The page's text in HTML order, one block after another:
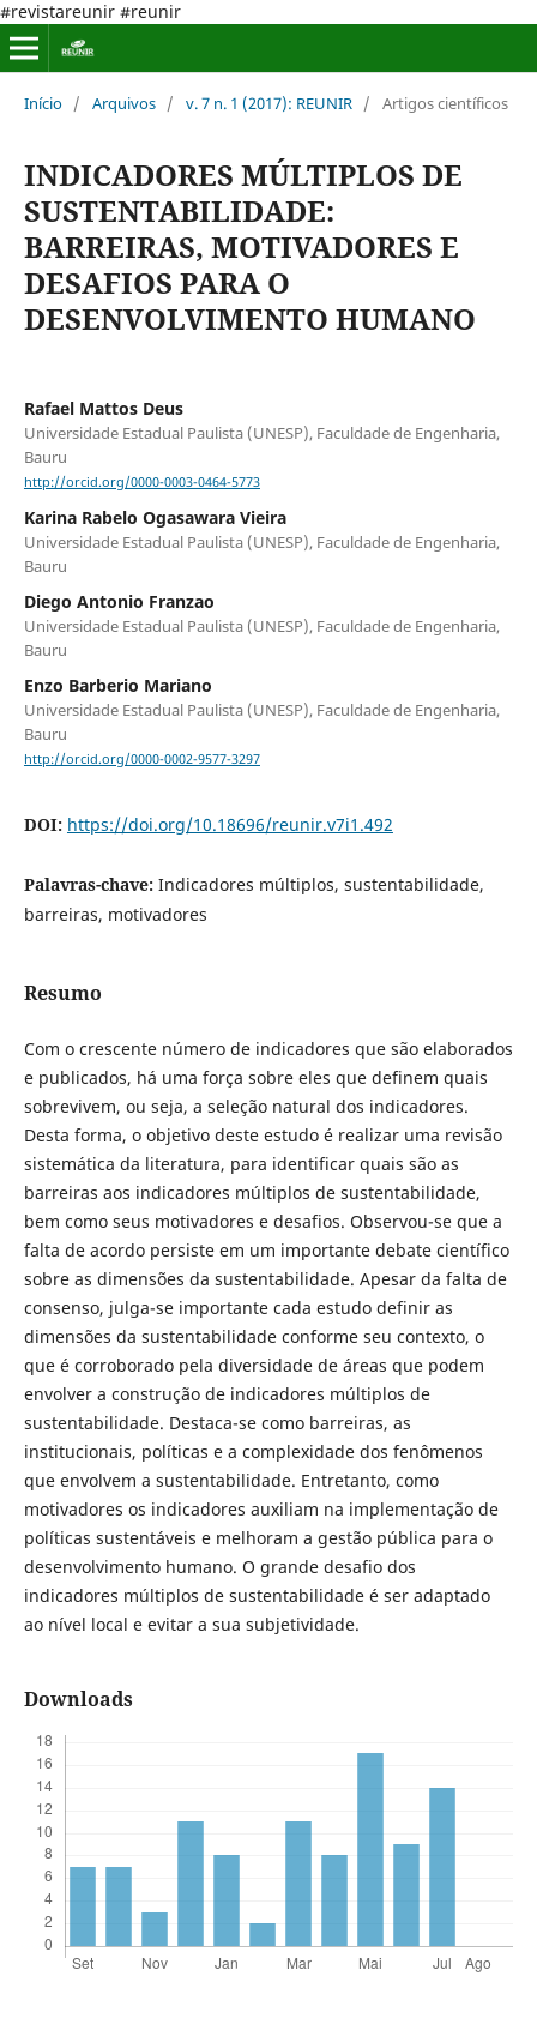
#revistareunir #reunir
Início / Arquivos / v. 7 n. 1 (2017): REUNIR / Artigos científicos
INDICADORES MÚLTIPLOS DE
SUSTENTABILIDADE:
BARREIRAS, MOTIVADORES E
DESAFIOS PARA O
DESENVOLVIMENTO HUMANO
Rafael Mattos Deus
Universidade Estadual Paulista (UNESP), Faculdade de Engenharia,
Bauru
http://orcid.org/0000-0003-0464-5773
Karina Rabelo Ogasawara Vieira
Universidade Estadual Paulista (UNESP), Faculdade de Engenharia,
Bauru
Diego Antonio Franzao
Universidade Estadual Paulista (UNESP), Faculdade de Engenharia,
Bauru
Enzo Barberio Mariano
Universidade Estadual Paulista (UNESP), Faculdade de Engenharia,
Bauru
http://orcid.org/0000-0002-9577-3297
DOI: https://doi.org/10.18696/reunir.v7i1.492
Palavras-chave: Indicadores múltiplos, sustentabilidade,
barreiras, motivadores
Resumo
Com o crescente número de indicadores que são elaborados
e publicados, há uma força sobre eles que definem quais
sobrevivem, ou seja, a seleção natural dos indicadores.
Desta forma, o objetivo deste estudo é realizar uma revisão
sistemática da literatura, para identificar quais são as
barreiras aos indicadores múltiplos de sustentabilidade,
bem como seus motivadores e desafios. Observou-se que a
falta de acordo persiste em um importante debate científico
sobre as dimensões da sustentabilidade. Apesar da falta de
consenso, julga-se importante cada estudo definir as
dimensões da sustentabilidade conforme seu contexto, o
que é corroborado pela diversidade de áreas que podem
envolver a construção de indicadores múltiplos de
sustentabilidade. Destaca-se como barreiras, as
institucionais, políticas e a complexidade dos fenômenos
que envolvem a sustentabilidade. Entretanto, como
motivadores os indicadores auxiliam na implementação de
políticas sustentáveis e melhoram a gestão pública para o
desenvolvimento humano. O grande desafio dos
indicadores múltiplos de sustentabilidade é ser adaptado
ao nível local e evitar a sua subjetividade.
Downloads